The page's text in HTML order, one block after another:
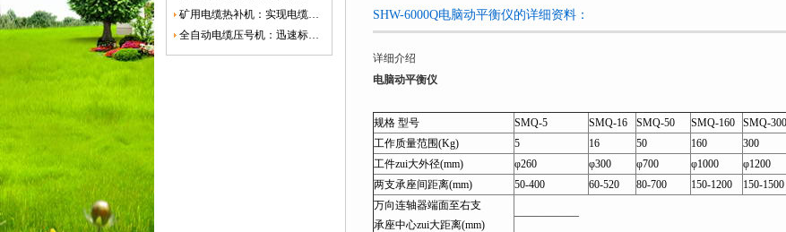
矿用电缆热补机：实现电缆故障修复的高效装置
全自动电缆压号机：迅速标识电缆的利器
SHW-6000Q电脑动平衡仪的详细资料：
详细介绍
电脑动平衡仪
规格 型号 SMQ-5 SMQ-16 SMQ-50 SMQ-160 SMQ-300
工作质量范围(Kg)
5 16 50 160 300
工件zui大外径(mm)
φ260 φ300 φ700 φ1000 φ1200
两支承座间距离(mm)
50-400 60-520 80-700 150-1200 150-1500
万向连轴器端面至右支
承座中心zui大距离(mm)
——————